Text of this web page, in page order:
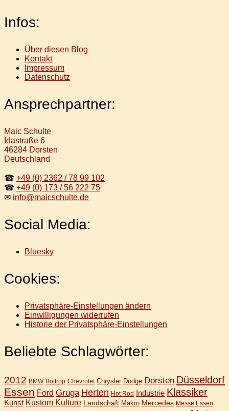
Infos:
Über diesen Blog
Kontakt
Impressum
Datenschutz
Ansprechpartner:
Maic Schulte
Idastraße 6
46284 Dorsten
Deutschland
☎ +49 (0) 2362 / 78 99 102
☎ +49 (0) 173 / 56 222 75
✉ info@maicschulte.de
Social Media:
Bluesky
Cookies:
Privatsphäre-Einstellungen ändern
Einwilligungen widerrufen
Historie der Privatsphäre-Einstellungen
Beliebte Schlagwörter:
2012 BMW Bottrop Chevrolet Chrysler Dodge Dorsten Düsseldorf
Essen Ford Gruga Herten Hot Rod Industrie Klassiker
Kunst Kustom Kulture Landschaft Makro Mercedes Messe Essen